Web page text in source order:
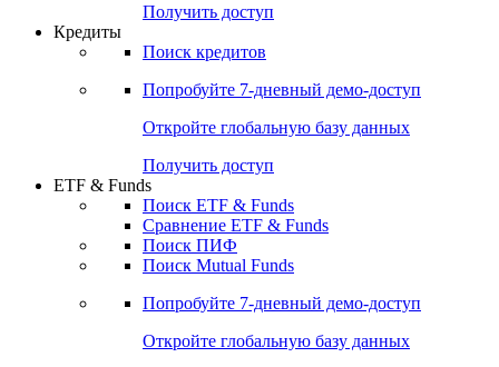
Получить доступ
Кредиты
Поиск кредитов
Попробуйте 7-дневный демо-доступ
Откройте глобальную базу данных
Получить доступ
ETF & Funds
Поиск ETF & Funds
Сравнение ETF & Funds
Поиск ПИФ
Поиск Mutual Funds
Попробуйте 7-дневный демо-доступ
Откройте глобальную базу данных